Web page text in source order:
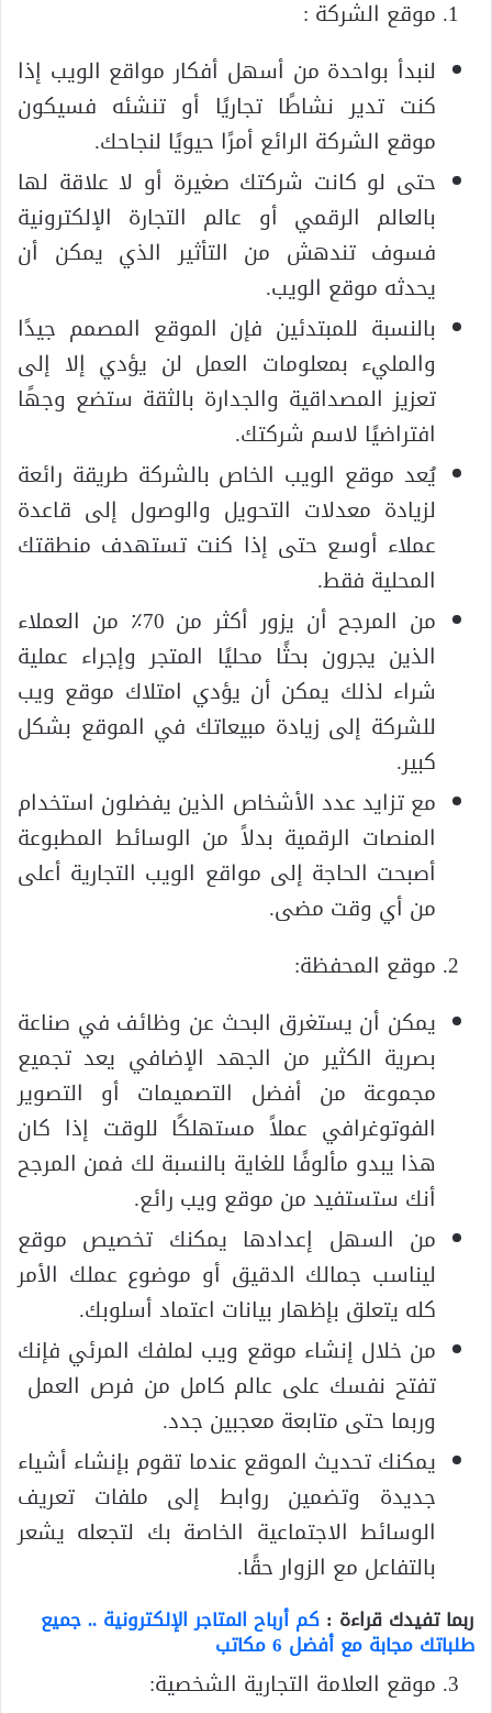
موقع الشركة :
لنبدأ بواحدة من أسهل أفكار مواقع الويب إذا
كنت تدير نشاطًا تجاريًا أو تنشئه فسيكون
موقع الشركة الرائع أمرًا حيويًا لنجاحك.
حتى لو كانت شركتك صغيرة أو لا علاقة لها
بالعالم الرقمي أو عالم التجارة الإلكترونية
فسوف تندهش من التأثير الذي يمكن أن
يحدثه موقع الويب.
بالنسبة للمبتدئين فإن الموقع المصمم جيدًا
والمليء بمعلومات العمل لن يؤدي إلا إلى
تعزيز المصداقية والجدارة بالثقة ستضع وجهًا
افتراضيًا لاسم شركتك.
يُعد موقع الويب الخاص بالشركة طريقة رائعة
لزيادة معدلات التحويل والوصول إلى قاعدة
عملاء أوسع حتى إذا كنت تستهدف منطقتك
المحلية فقط.
من المرجح أن يزور أكثر من 70٪ من العملاء
الذين يجرون بحثًا محليًا المتجر وإجراء عملية
شراء لذلك يمكن أن يؤدي امتلاك موقع ويب
للشركة إلى زيادة مبيعاتك في الموقع بشكل
كبير.
مع تزايد عدد الأشخاص الذين يفضلون استخدام
المنصات الرقمية بدلاً من الوسائط المطبوعة
أصبحت الحاجة إلى مواقع الويب التجارية أعلى
من أي وقت مضى.
موقع المحفظة:
يمكن أن يستغرق البحث عن وظائف في صناعة
بصرية الكثير من الجهد الإضافي يعد تجميع
مجموعة من أفضل التصميمات أو التصوير
الفوتوغرافي عملاً مستهلكًا للوقت إذا كان
هذا يبدو مألوفًا للغاية بالنسبة لك فمن المرجح
أنك ستستفيد من موقع ويب رائع.
من السهل إعدادها يمكنك تخصيص موقع
ليناسب جمالك الدقيق أو موضوع عملك الأمر
كله يتعلق بإظهار بيانات اعتماد أسلوبك.
من خلال إنشاء موقع ويب لملفك المرئي فإنك
تفتح نفسك على عالم كامل من فرص العمل
وربما حتى متابعة معجبين جدد.
يمكنك تحديث الموقع عندما تقوم بإنشاء أشياء
جديدة وتضمين روابط إلى ملفات تعريف
الوسائط الاجتماعية الخاصة بك لتجعله يشعر
بالتفاعل مع الزوار حقًا.
ربما تفيدك قراءة : كم أرباح المتاجر الإلكترونية .. جميع
طلباتك مجابة مع أفضل 6 مكاتب
موقع العلامة التجارية الشخصية: